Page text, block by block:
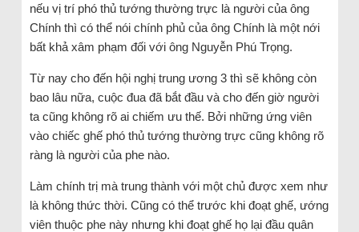
nếu vị trí phó thủ tướng thường trực là người của ông
Chính thì có thể nói chính phủ của ông Chính là một nới
bất khả xâm phạm đối với ông Nguyễn Phú Trọng.
Từ nay cho đến hội nghị trung ương 3 thì sẽ không còn
bao lâu nữa, cuộc đua đã bắt đầu và cho đến giờ người
ta cũng không rõ ai chiếm ưu thế. Bởi những ứng viên
vào chiếc ghế phó thủ tướng thường trực cũng không rõ
ràng là người của phe nào.
Làm chính trị mà trung thành với một chủ được xem như
là không thức thời. Cũng có thể trước khi đoạt ghế, ướng
viên thuộc phe này nhưng khi đoạt ghế họ lại đầu quân